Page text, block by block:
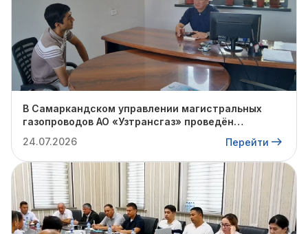
В Самаркандском управлении магистральных
газопроводов АО «Узтрансгаз» проведён
24.07.2026 Перейти